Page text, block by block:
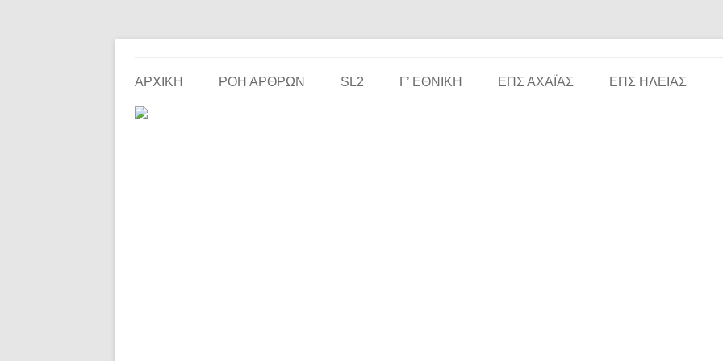
ΑΡΧΙΚΗ ΡΟΗ ΑΡΘΡΩΝ SL2 Γ’ ΕΘΝΙΚΉ ΕΠΣ ΑΧΑΪ́ΑΣ ΕΠΣ ΗΛΕΊΑΣ